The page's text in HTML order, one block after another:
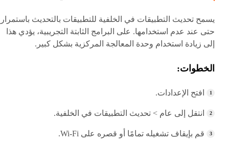
يسمح تحديث التطبيقات في الخلفية للتطبيقات بالتحديث باستمرار
حتى عند عدم استخدامها. على البرامج الثابتة التجريبية، يؤدي هذا
إلى زيادة استخدام وحدة المعالجة المركزية بشكل كبير.
الخطوات:
افتح الإعدادات.
انتقل إلى عام > تحديث التطبيقات في الخلفية.
قم بإيقاف تشغيله تمامًا أو قصره على Wi-Fi.